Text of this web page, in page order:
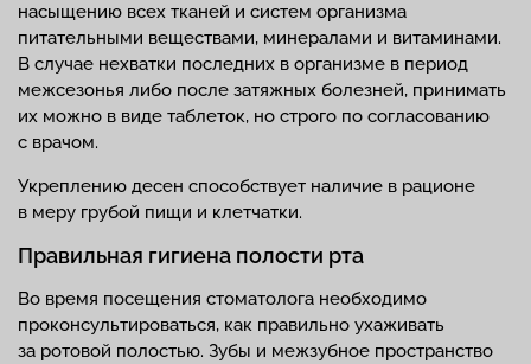
насыщению всех тканей и систем организма
питательными веществами, минералами и витаминами.
В случае нехватки последних в организме в период
межсезонья либо после затяжных болезней, принимать
их можно в виде таблеток, но строго по согласованию
с врачом.
Укреплению десен способствует наличие в рационе
в меру грубой пищи и клетчатки.
Правильная гигиена полости рта
Во время посещения стоматолога необходимо
проконсультироваться, как правильно ухаживать
за ротовой полостью. Зубы и межзубное пространство